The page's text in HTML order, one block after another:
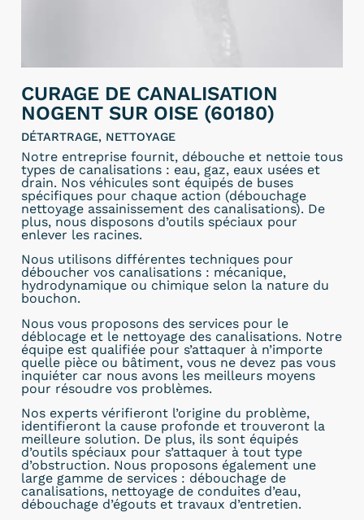
CURAGE DE CANALISATION
NOGENT SUR OISE (60180)
DÉTARTRAGE, NETTOYAGE
Notre entreprise fournit, débouche et nettoie tous
types de canalisations : eau, gaz, eaux usées et
drain. Nos véhicules sont équipés de buses
spécifiques pour chaque action (débouchage
nettoyage assainissement des canalisations). De
plus, nous disposons d’outils spéciaux pour
enlever les racines.
Nous utilisons différentes techniques pour
déboucher vos canalisations : mécanique,
hydrodynamique ou chimique selon la nature du
bouchon.
Nous vous proposons des services pour le
déblocage et le nettoyage des canalisations. Notre
équipe est qualifiée pour s’attaquer à n’importe
quelle pièce ou bâtiment, vous ne devez pas vous
inquiéter car nous avons les meilleurs moyens
pour résoudre vos problèmes.
Nos experts vérifieront l’origine du problème,
identifieront la cause profonde et trouveront la
meilleure solution. De plus, ils sont équipés
d’outils spéciaux pour s’attaquer à tout type
d’obstruction. Nous proposons également une
large gamme de services : débouchage de
canalisations, nettoyage de conduites d’eau,
débouchage d’égouts et travaux d’entretien.